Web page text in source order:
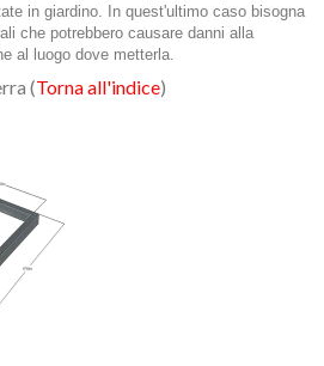
in giardino. In quest'ultimo caso bisogna
che potrebbero causare danni alla
al luogo dove metterla.
(Torna all'indice)